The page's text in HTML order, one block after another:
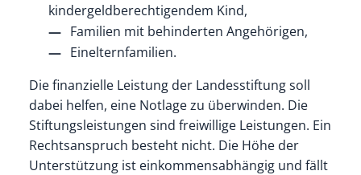
kindergeldberechtigendem Kind,
Familien mit behinderten Angehörigen,
Einelternfamilien.
Die finanzielle Leistung der Landesstiftung soll
dabei helfen, eine Notlage zu überwinden. Die
Stiftungsleistungen sind freiwillige Leistungen. Ein
Rechtsanspruch besteht nicht. Die Höhe der
Unterstützung ist einkommensabhängig und fällt